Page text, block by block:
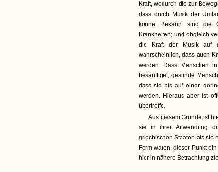
Kraft, wodurch die zur
dass durch Musik der
könne. Bekannt sind die
Krankheiten; und obgleich
die Kraft der Musik auf
wahrscheinlich, dass auch
werden. Dass Menschen
besänftiget, gesunde
dass sie bis auf einen
werden. Hieraus aber ist
übertreffe.
Aus diesem Grunde ist
sie in ihrer Anwendung
griechischen Staaten als sie
Form waren, dieser Punkt
hier in nähere Betrachtung